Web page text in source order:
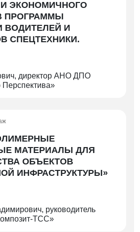
ЭКОНОМИЧНОГО
ПРОГРАММЫ
ВОДИТЕЛЕЙ И
СПЕЦТЕХНИКИ.
директор АНО ДПО
МАТЕРИАЛЫ ДЛЯ
ОБЪЕКТОВ
ИНФРАСТРУКТУРЫ»
руководитель
ТСС»